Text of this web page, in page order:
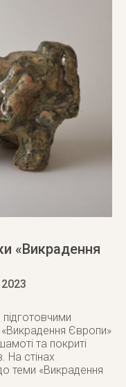
«Викрадення
Європи»
та покриті
На стінах
теми «Викрадення